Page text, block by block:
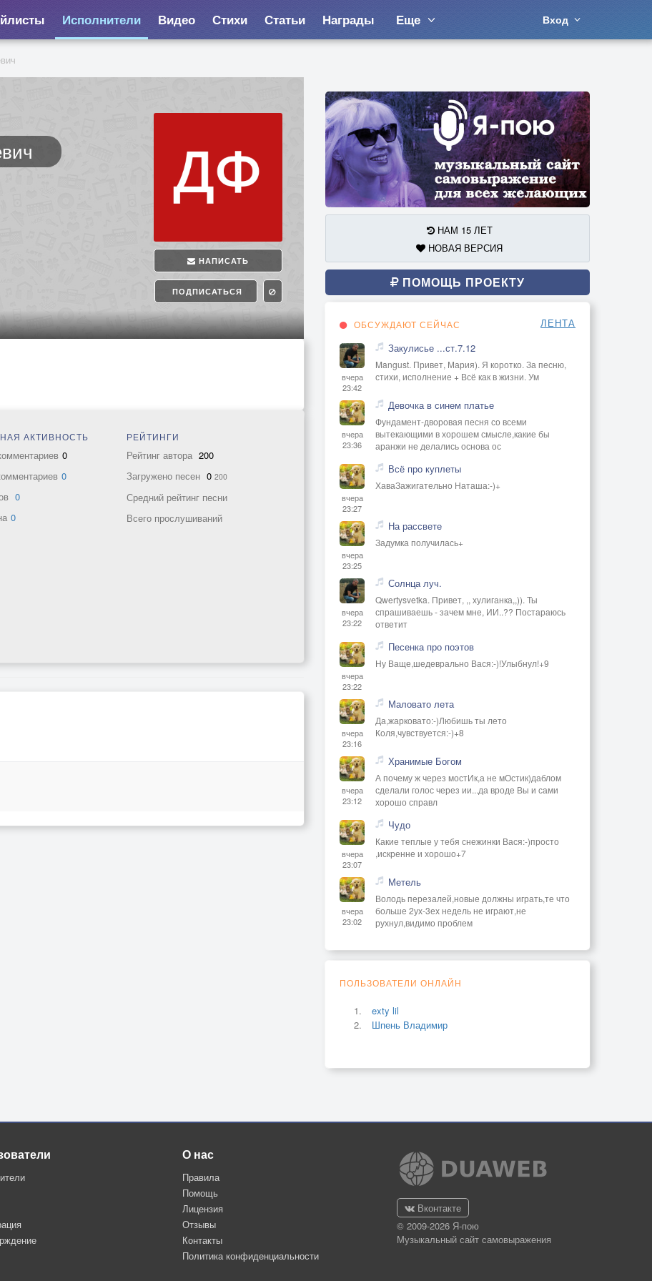
Исполнители Видео Стихи Статьи Награды Еще Вход
НАПИСАТЬ
ПОДПИСАТЬСЯ
АКТИВНОСТЬ
0
0
0
0
РЕЙТИНГИ
Рейтинг автора 200
Загружено песен 0 200
Средний рейтинг песни
Всего прослушиваний
НАМ 15 ЛЕТ
НОВАЯ ВЕРСИЯ
ПОМОЩЬ ПРОЕКТУ
ОБСУЖДАЮТ СЕЙЧАС ЛЕНТА
вчера
23:42
Закулисье ...ст.7.12
Mangust. Привет, Мария). Я коротко. За песню,
стихи, исполнение + Всё как в жизни. Ум
вчера
23:36
Девочка в синем платье
Фундамент-дворовая песня со всеми
вытекающими в хорошем смысле,какие бы
аранжи не делались основа ос
вчера
23:27
Всё про куплеты
ХаваЗажигательно Наташа:-)+
вчера
23:25
На рассвете
Задумка получилась+
вчера
23:22
Солнца луч.
Qwertysvetka. Привет, ,, хулиганка,,)). Ты
спрашиваешь - зачем мне, ИИ..?? Постараюсь
ответит
вчера
23:22
Песенка про поэтов
Ну Ваще,шедеврально Вася:-)!Улыбнул!+9
вчера
23:16
Маловато лета
Да,жарковато:-)Любишь ты лето
Коля,чувствуется:-)+8
вчера
23:12
Хранимые Богом
А почему ж через мостИк,а не мОстик)даблом
сделали голос через ии...да вроде Вы и сами
хорошо справл
вчера
23:07
Чудо
Какие теплые у тебя снежинки Вася:-)просто
,искренне и хорошо+7
вчера
23:02
Метель
Володь перезалей,новые должны играть,те что
больше 2ух-3ех недель не играют,не
рухнул,видимо проблем
ПОЛЬЗОВАТЕЛИ ОНЛАЙН
exty lil
Шпень Владимир
О нас
Правила
Помощь
Лицензия
Отзывы
Контакты
Политика конфиденциальности
Вконтакте
© 2009-2026 Я-пою
Музыкальный сайт самовыражения